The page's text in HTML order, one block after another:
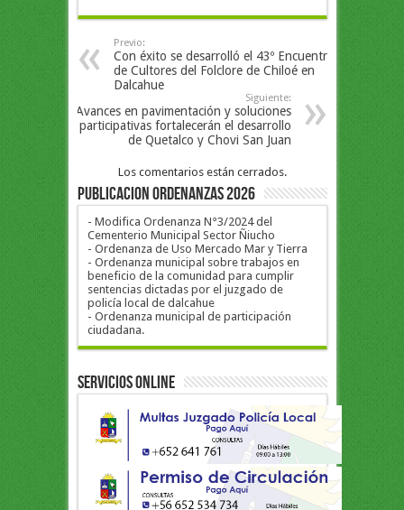
Previo:
Con éxito se desarrolló el 43º Encuentro
de Cultores del Folclore de Chiloé en
Dalcahue
Siguiente:
Avances en pavimentación y soluciones
participativas fortalecerán el desarrollo
de Quetalco y Chovi San Juan
Los comentarios están cerrados.
PUBLICACION ORDENANZAS 2026
- Modifica Ordenanza N°3/2024 del
Cementerio Municipal Sector Ñiucho
- Ordenanza de Uso Mercado Mar y Tierra
- Ordenanza municipal sobre trabajos en
beneficio de la comunidad para cumplir
sentencias dictadas por el juzgado de
policía local de dalcahue
- Ordenanza municipal de participación
ciudadana.
Servicios Online